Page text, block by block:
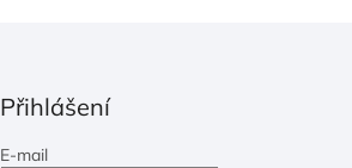
Přihlášení
E-mail